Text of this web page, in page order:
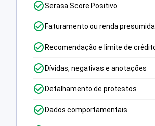
Serasa Score Positivo
Faturamento ou renda presumida
Recomendação e limite de
Dívidas, negativas e anotações
Detalhamento de protestos
Dados comportamentais